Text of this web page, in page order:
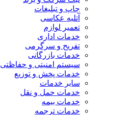
چاپ و تبلیغات
آتلیه عکاسی
تعمیر لوازم
خدمات اداری
تفریح و سرگرمی
خدمات بازرگانی
سیستم امنیتی و حفاظتی
خدمات پخش و توزیع
سایر خدمات
خدمات حمل و نقل
خدمات بیمه
خدمات ترجمه